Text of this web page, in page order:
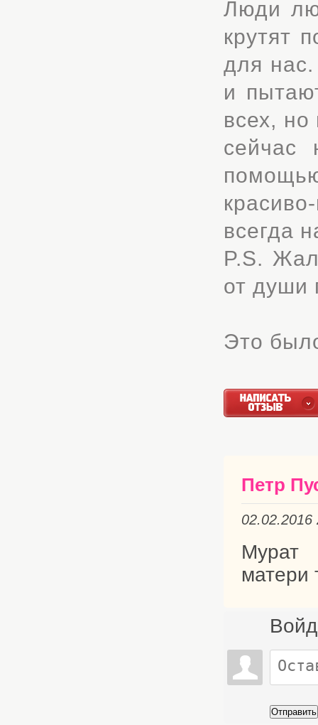
Люди
крутят
для
и
всех,
сейчас
всегда
P.S.
от души
Это
Петр
Мурат
матери
Отправить